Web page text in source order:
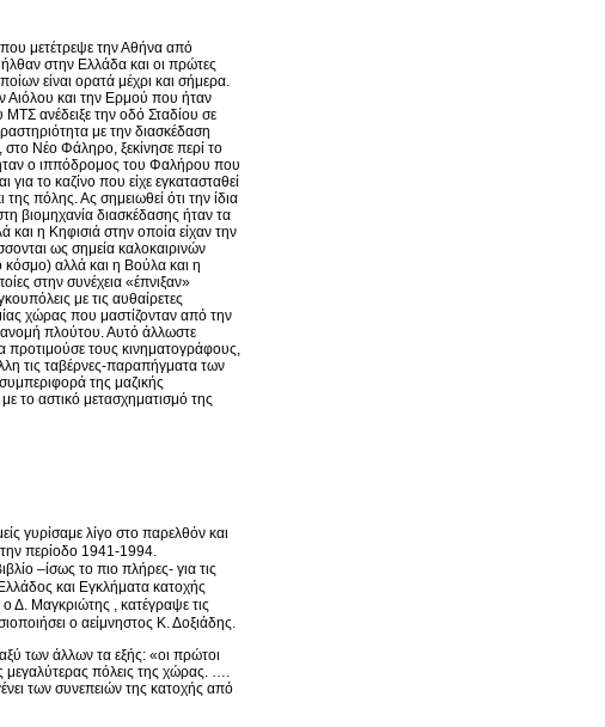
μετέτρεψε την Αθήνα από
στην Ελλάδα και οι πρώτες
είναι ορατά μέχρι και σήμερα.
Αιόλου και την Ερμού που ήταν
ΜΤΣ ανέδειξε την οδό Σταδίου σε
με την διασκέδαση
Νέο Φάληρο, ξεκίνησε περί το
ήταν ο ιππόδρομος του Φαλήρου που
για το καζίνο που είχε εγκατασταθεί
πόλης. Ας σημειωθεί ότι την ίδια
βιομηχανία διασκέδασης ήταν τα
και η Κηφισιά στην οποία είχαν την
ως σημεία καλοκαιρινών
αλλά και η Βούλα και η
στην συνέχεια «έπνιξαν»
με τις αυθαίρετες
χώρας που μαστίζονταν από την
πλούτου. Αυτό άλλωστε
προτιμούσε τους κινηματογράφους,
τις ταβέρνες-παραπήγματα των
της μαζικής
το αστικό μετασχηματισμό της
γυρίσαμε λίγο στο παρελθόν και
περίοδο 1941-1994.
–ίσως το πιο πλήρες- για τις
και Εγκλήματα κατοχής
Δ. Μαγκριώτης , κατέγραψε τις
ο αείμνηστος Κ. Δοξιάδης.
των άλλων τα εξής: «οι πρώτοι
μεγαλύτερας πόλεις της χώρας. ….
των συνεπειών της κατοχής από